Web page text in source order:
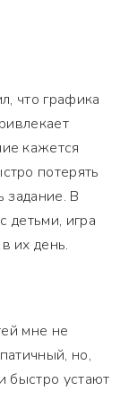
что графика
кажется
потерять
задание. В
детьми, игра
их день.
мне не
но,
быстро устают